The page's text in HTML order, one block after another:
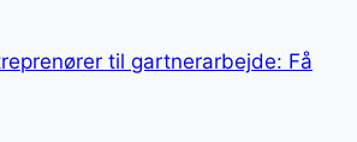
til gartnerarbejde: Få